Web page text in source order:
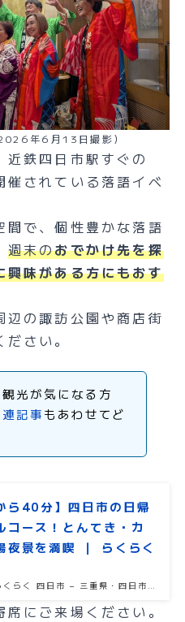
年6月13日撮影）
鉄四日市駅すぐの
催されている落語イベ
間で、個性豊かな落語
週末のおでかけ先を探
興味がある方にもおす
辺の諏訪公園や商店街
さい。
光が気になる方
記事もあわせてど
ら40分】四日市の日帰
コース！とんてき・カ
夜景を満喫 ｜ らくらく
くらく 四日市 – 三重県・四日市…
にご来場ください。